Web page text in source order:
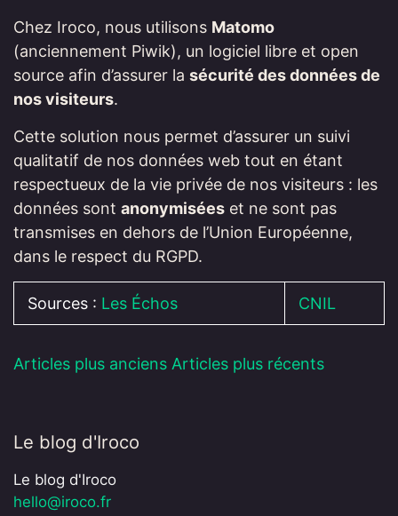
Chez Iroco, nous utilisons Matomo
(anciennement Piwik), un logiciel libre et open
source afin d’assurer la sécurité des données de
nos visiteurs.
Cette solution nous permet d’assurer un suivi
qualitatif de nos données web tout en étant
respectueux de la vie privée de nos visiteurs : les
données sont anonymisées et ne sont pas
transmises en dehors de l’Union Européenne,
dans le respect du RGPD.
Sources : Les Échos CNIL
Articles plus anciens Articles plus récents
Le blog d'Iroco
Le blog d'Iroco
hello@iroco.fr